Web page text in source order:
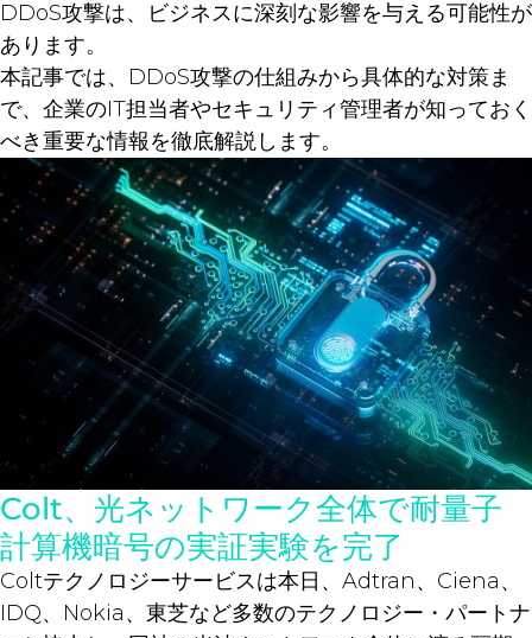
DDoS攻撃は、ビジネスに深刻な影響を与える可能性が
あります。
本記事では、DDoS攻撃の仕組みから具体的な対策ま
で、企業のIT担当者やセキュリティ管理者が知っておく
べき重要な情報を徹底解説します。
Colt、光ネットワーク全体で耐量子
計算機暗号の実証実験を完了
Coltテクノロジーサービスは本日、Adtran、Ciena、
IDQ、Nokia、東芝など多数のテクノロジー・パートナ